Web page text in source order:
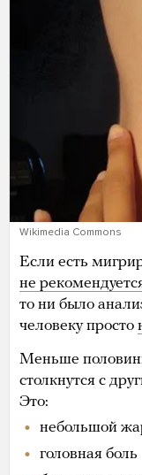
Wikimedia Commons
Если есть
не
то ни было
человеку просто
Меньше
столкнутся с
Это:
небольшой
головная боль